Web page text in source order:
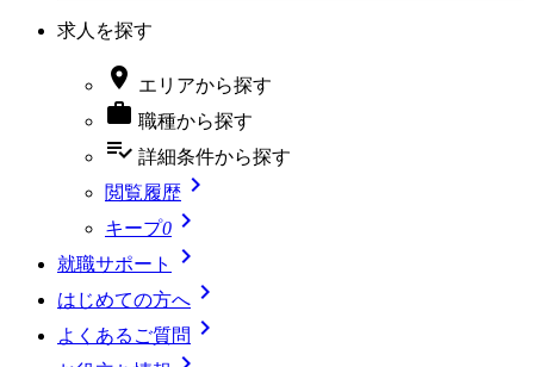
求人を探す
 エリアから探す
 職種から探す
playlist_add_check 詳細条件から探す
閲覧履歴 
キープ0 
就職サポート 
はじめての方へ 
よくあるご質問 